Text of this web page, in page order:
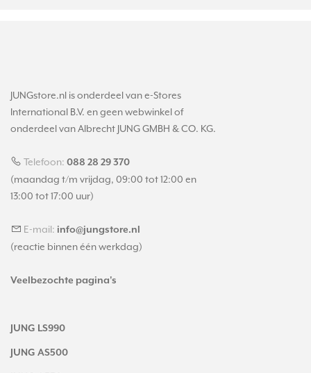
JUNGstore.nl is onderdeel van e-Stores
International B.V. en geen webwinkel of
onderdeel van Albrecht JUNG GMBH & CO. KG.
Telefoon: 088 28 29 370
(maandag t/m vrijdag, 09:00 tot 12:00 en
13:00 tot 17:00 uur)
E-mail: info@jungstore.nl
(reactie binnen één werkdag)
Veelbezochte pagina's
JUNG LS990
JUNG AS500